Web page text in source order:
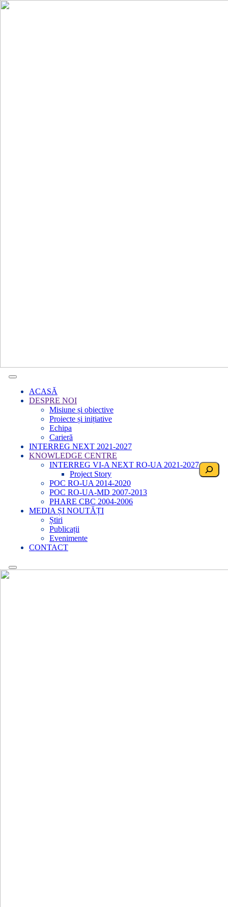
ACASĂ
DESPRE NOI
Misiune și obiective
Proiecte și inițiative
Echipa
Carieră
INTERREG NEXT 2021-2027
KNOWLEDGE CENTRE
INTERREG VI-A NEXT RO-UA 2021-2027
Project Story
POC RO-UA 2014-2020
POC RO-UA-MD 2007-2013
PHARE CBC 2004-2006
MEDIA ȘI NOUTĂȚI
Știri
Publicații
Evenimente
CONTACT
Search